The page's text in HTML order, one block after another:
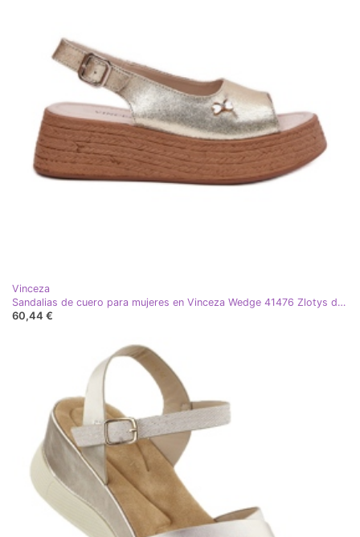
Vinceza
Sandalias de cuero para mujeres en Vinceza Wedge 41476 Zlotys dorado
60,44 €